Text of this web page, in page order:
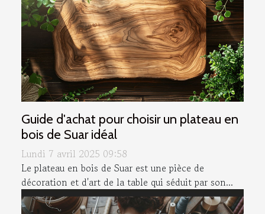
Guide d'achat pour choisir un plateau en
bois de Suar idéal
Lundi 7 avril 2025 09:58
Le plateau en bois de Suar est une pièce de
décoration et d'art de la table qui séduit par son...